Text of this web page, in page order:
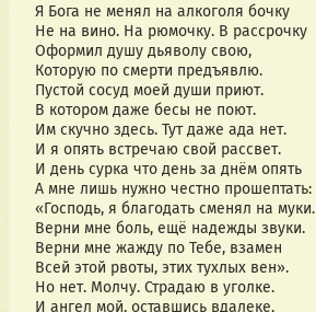
Я Бога не менял на алкоголя бочку
Не на вино. На рюмочку. В рассрочку
Оформил душу дьяволу свою,
Которую по смерти предъявлю.
Пустой сосуд моей души приют.
В котором даже бесы не поют.
Им скучно здесь. Тут даже ада нет.
И я опять встречаю свой рассвет.
И день сурка что день за днём опять
А мне лишь нужно честно прошептать:
«Господь, я благодать сменял на муки.
Верни мне боль, ещё надежды звуки.
Верни мне жажду по Тебе, взамен
Всей этой рвоты, этих тухлых вен».
Но нет. Молчу. Страдаю в уголке.
И ангел мой, оставшись вдалеке,